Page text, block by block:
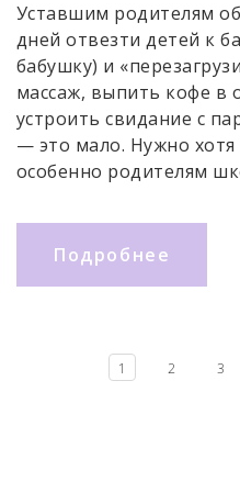
Уставшим родителям
дней отвезти детей к
бабушку) и
массаж, выпить кофе в
устроить свидание с
— это мало. Нужно
особенно родителям
Подробнее
1 2 3